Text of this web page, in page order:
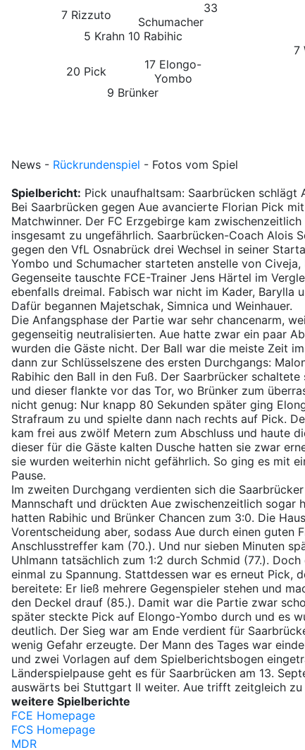
7 Rizzuto
33
Schumacher
5 Krahn 10 Rabihic
20 Pick
17 Elongo-
Yombo
9 Brünker
7
News - Rückrundenspiel - Fotos vom Spiel
Spielbericht: Pick unaufhaltsam: Saarbrücken schlägt
Bei Saarbrücken gegen Aue avancierte Florian Pick
Matchwinner. Der FC Erzgebirge kam
insgesamt zu ungefährlich. Saarbrücken-Coach Alois
gegen den VfL Osnabrück drei Wechsel in seiner
Yombo und Schumacher starteten anstelle von
Gegenseite tauschte FCE-Trainer Jens Härtel im
ebenfalls dreimal. Fabisch war nicht im Kader, Barylla
Dafür begannen Majetschak, Simnica und Weinhauer.
Die Anfangsphase der Partie war sehr chancenarm,
gegenseitig neutralisierten. Aue hatte zwar ein paar
wurden die Gäste nicht. Der Ball war die meiste Zeit
dann zur Schlüsselszene des ersten Durchgangs:
Rabihic den Ball in den Fuß. Der Saarbrücker
und dieser flankte vor das Tor, wo Brünker zum
nicht genug: Nur knapp 80 Sekunden später ging
Strafraum zu und spielte dann nach rechts auf Pick.
kam frei aus zwölf Metern zum Abschluss und haute
dieser für die Gäste kalten Dusche hatten sie zwar
sie wurden weiterhin nicht gefährlich. So ging es mit
Pause.
Im zweiten Durchgang verdienten sich die
Mannschaft und drückten Aue zwischenzeitlich sogar
hatten Rabihic und Brünker Chancen zum 3:0. Die
Vorentscheidung aber, sodass Aue durch einen guten
Anschlusstreffer kam (70.). Und nur sieben Minuten
Uhlmann tatsächlich zum 1:2 durch Schmid (77.).
einmal zu Spannung. Stattdessen war es erneut Pick,
bereitete: Er ließ mehrere Gegenspieler stehen und
den Deckel drauf (85.). Damit war die Partie zwar
später steckte Pick auf Elongo-Yombo durch und es
deutlich. Der Sieg war am Ende verdient für
wenig Gefahr erzeugte. Der Mann des Tages war
und zwei Vorlagen auf dem Spielberichtsbogen
Länderspielpause geht es für Saarbrücken am 13.
auswärts bei Stuttgart II weiter. Aue trifft zeitgleich zu
weitere Spielberichte
FCE Homepage
FCS Homepage
MDR